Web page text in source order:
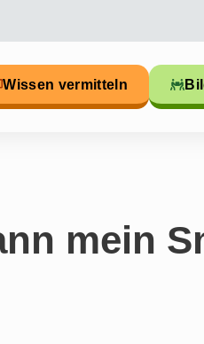
Wissen vermitteln
mein